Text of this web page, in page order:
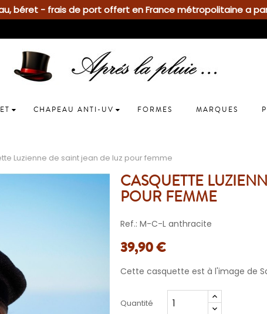
béret - frais de port offert en France métropolitaine a
CHAPEAU ANTI-UV FORMES MARQUES
Luzienne de saint jean de luz pour femme
CASQUETTE
POUR FEMME
Ref.: M-C-L anthracite
39,90 €
Cette casquette est à l'image de
Quantité